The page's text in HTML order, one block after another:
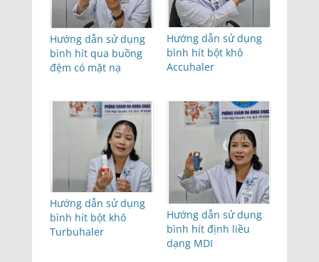
Hướng dẫn sử dụng
bình hít qua buồng
đệm có mặt nạ
Hướng dẫn sử dụng
bình hít bột khô
Accuhaler
Hướng dẫn sử dụng
bình hít bột khô
Turbuhaler
Hướng dẫn sử dụng
bình hít định liều
dạng MDI